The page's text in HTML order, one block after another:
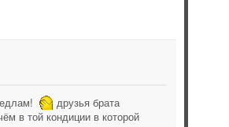
друзья брата
в той кондиции в которой